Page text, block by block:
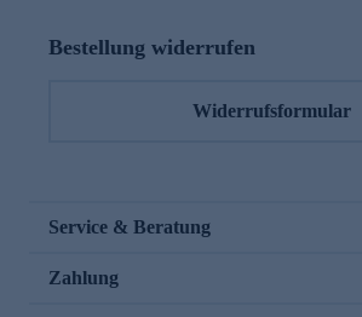
Bestellung widerrufen
Widerrufsformular
Service & Beratung
Zahlung